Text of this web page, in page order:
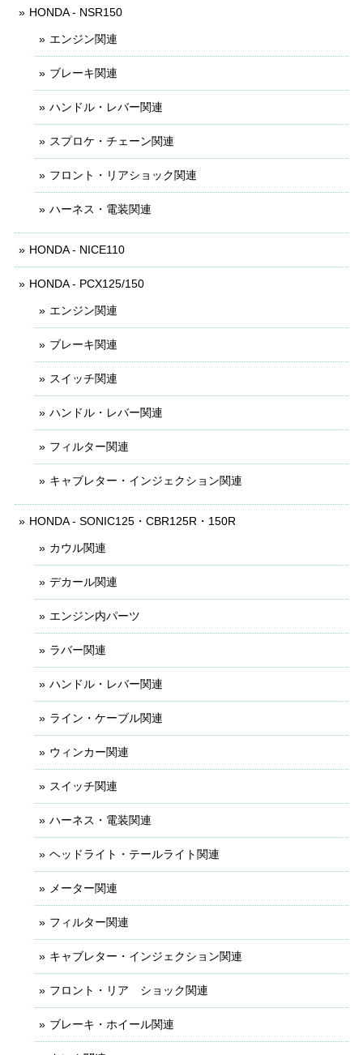
HONDA - NSR150
エンジン関連
ブレーキ関連
ハンドル・レバー関連
スプロケ・チェーン関連
フロント・リアショック関連
ハーネス・電装関連
HONDA - NICE110
HONDA - PCX125/150
エンジン関連
ブレーキ関連
スイッチ関連
ハンドル・レバー関連
フィルター関連
キャブレター・インジェクション関連
HONDA - SONIC125・CBR125R・150R
カウル関連
デカール関連
エンジン内パーツ
ラバー関連
ハンドル・レバー関連
ライン・ケーブル関連
ウィンカー関連
スイッチ関連
ハーネス・電装関連
ヘッドライト・テールライト関連
メーター関連
フィルター関連
キャブレター・インジェクション関連
フロント・リア ショック関連
ブレーキ・ホイール関連